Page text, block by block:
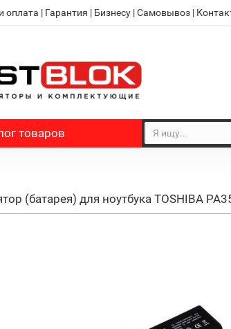
оплата | Гарантия | Бизнесу |Самовывоз |
товаров
(батарея) для ноутбука TOSHIBA